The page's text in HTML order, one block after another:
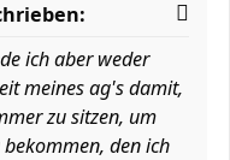
ich aber weder
meines ag's damit,
zu sitzen, um
den ich